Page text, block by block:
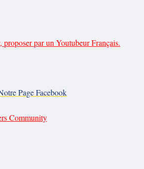
proposer par un Youtubeur Français.
Page Facebook
Community